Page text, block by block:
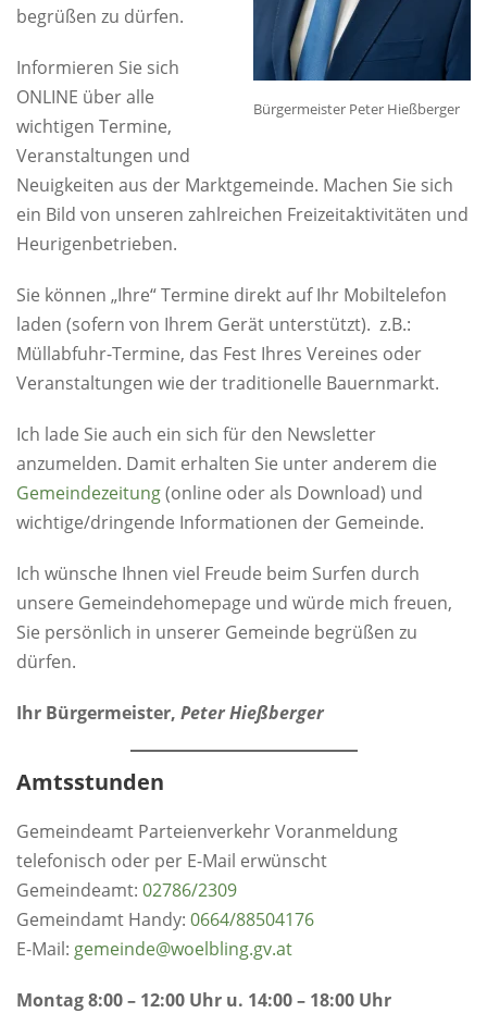
Bürgermeister Peter Hießberger
begrüßen zu dürfen.
Informieren Sie sich
ONLINE über alle
wichtigen Termine,
Veranstaltungen und
Neuigkeiten aus der Marktgemeinde. Machen Sie sich
ein Bild von unseren zahlreichen Freizeitaktivitäten und
Heurigenbetrieben.
Sie können „Ihre“ Termine direkt auf Ihr Mobiltelefon
laden (sofern von Ihrem Gerät unterstützt). z.B.:
Müllabfuhr-Termine, das Fest Ihres Vereines oder
Veranstaltungen wie der traditionelle Bauernmarkt.
Ich lade Sie auch ein sich für den Newsletter
anzumelden. Damit erhalten Sie unter anderem die
Gemeindezeitung(online oder als Download) und
wichtige/dringende Informationen der Gemeinde.
Ich wünsche Ihnen viel Freude beim Surfen durch
unsere Gemeindehomepage und würde mich freuen,
Sie persönlich in unserer Gemeinde begrüßen zu
dürfen.
Ihr Bürgermeister, Peter Hießberger
Amtsstunden
Gemeindeamt Parteienverkehr Voranmeldung
telefonisch oder per E-Mail erwünscht
Gemeindeamt: 02786/2309
Gemeindamt Handy: 0664/88504176
E-Mail: gemeinde@woelbling.gv.at
Montag 8:00 – 12:00 Uhr u. 14:00 – 18:00 Uhr